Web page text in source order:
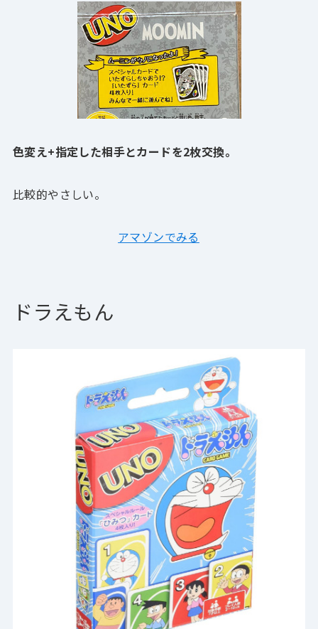
色変え+指定した相手とカードを2枚交換。
比較的やさしい。
アマゾンでみる
ドラえもん